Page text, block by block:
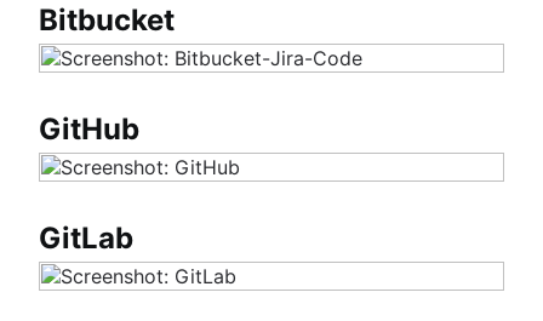
Bitbucket
GitHub
GitLab